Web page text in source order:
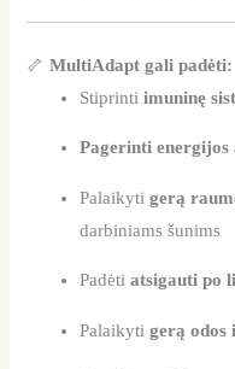
🦴MultiAdapt gali padėti:
Stiprintiimuninę
Pagerinti energijos
Palaikytigerą
darbiniams šunims
Padėtiatsigauti po
Palaikytigerą odos